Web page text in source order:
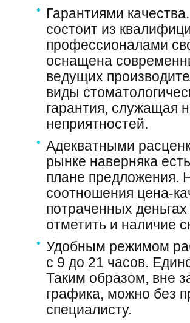
Гарантиями
состоит из
профессионалами
оснащена
ведущих
виды
гарантия, служащая
неприятностей.
Адекватными
рынке наверняка
плане предложения.
соотношения цена-
потраченных
отметить и наличие
Удобным режимом
с 9 до 21 часов.
Таким образом, вне
графика, можно без
специалисту.